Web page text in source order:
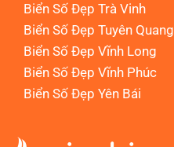
Biển Số Đẹp Trà Vinh
Biển Số Đẹp Tuyên Quang
Biển Số Đẹp Vĩnh Long
Biển Số Đẹp Vĩnh Phúc
Biển Số Đẹp Yên Bái